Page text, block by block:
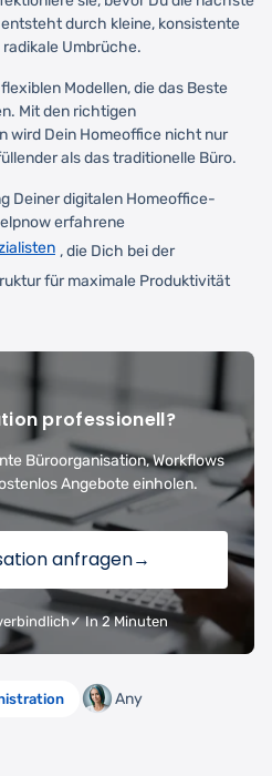
durch kleine, konsistente
Umbrüche.
Modellen, die das Beste
Mit den richtigen
wird Dein Homeoffice nicht nur
als das traditionelle Büro.
Deiner digitalen Homeoffice-
erfahrene
, die Dich bei der
für maximale Produktivität
professionell?
Büroorganisation, Workflows
Angebote einholen.
anfragen→
✓ In 2 Minuten
Any